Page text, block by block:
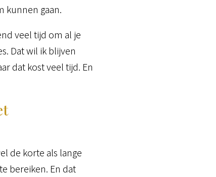
kunnen gaan.
veel tijd om al je
Dat wil ik blijven
dat kost veel tijd. En
de korte als lange
bereiken. En dat